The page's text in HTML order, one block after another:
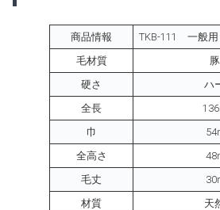
商品情報
TKB-111 一般
毛材質
硬さ
ハ
全長
巾
全高さ
毛丈
材質
天